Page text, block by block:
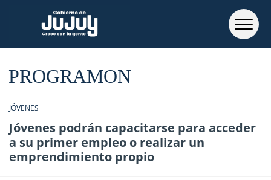
PROGRAMON
JÓVENES
Jóvenes podrán capacitarse para acceder
a su primer empleo o realizar un
emprendimiento propio